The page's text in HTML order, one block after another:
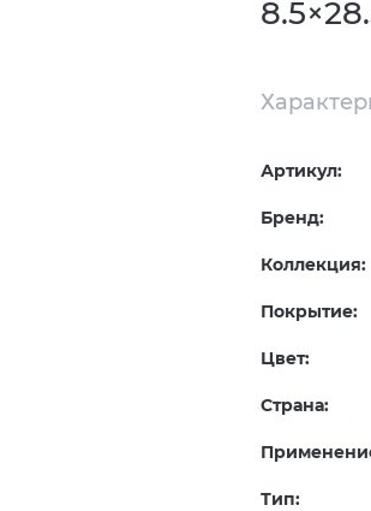
Артикул:
Бренд:
Коллекция:
Покрытие:
Цвет:
Страна:
Тип: